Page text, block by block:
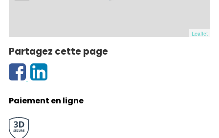
Leaflet
Partagez cette page
Paiement en ligne